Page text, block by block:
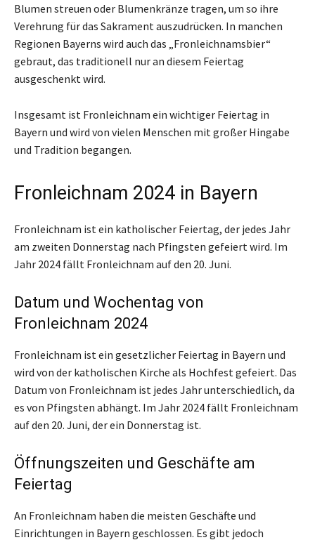
Blumen streuen oder Blumenkränze tragen, um so ihre
Verehrung für das Sakrament auszudrücken. In manchen
Regionen Bayerns wird auch das „Fronleichnamsbier“
gebraut, das traditionell nur an diesem Feiertag
ausgeschenkt wird.
Insgesamt ist Fronleichnam ein wichtiger Feiertag in
Bayern und wird von vielen Menschen mit großer Hingabe
und Tradition begangen.
Fronleichnam 2024 in Bayern
Fronleichnam ist ein katholischer Feiertag, der jedes Jahr
am zweiten Donnerstag nach Pfingsten gefeiert wird. Im
Jahr 2024 fällt Fronleichnam auf den 20. Juni.
Datum und Wochentag von
Fronleichnam 2024
Fronleichnam ist ein gesetzlicher Feiertag in Bayern und
wird von der katholischen Kirche als Hochfest gefeiert. Das
Datum von Fronleichnam ist jedes Jahr unterschiedlich, da
es von Pfingsten abhängt. Im Jahr 2024 fällt Fronleichnam
auf den 20. Juni, der ein Donnerstag ist.
Öffnungszeiten und Geschäfte am
Feiertag
An Fronleichnam haben die meisten Geschäfte und
Einrichtungen in Bayern geschlossen. Es gibt jedoch